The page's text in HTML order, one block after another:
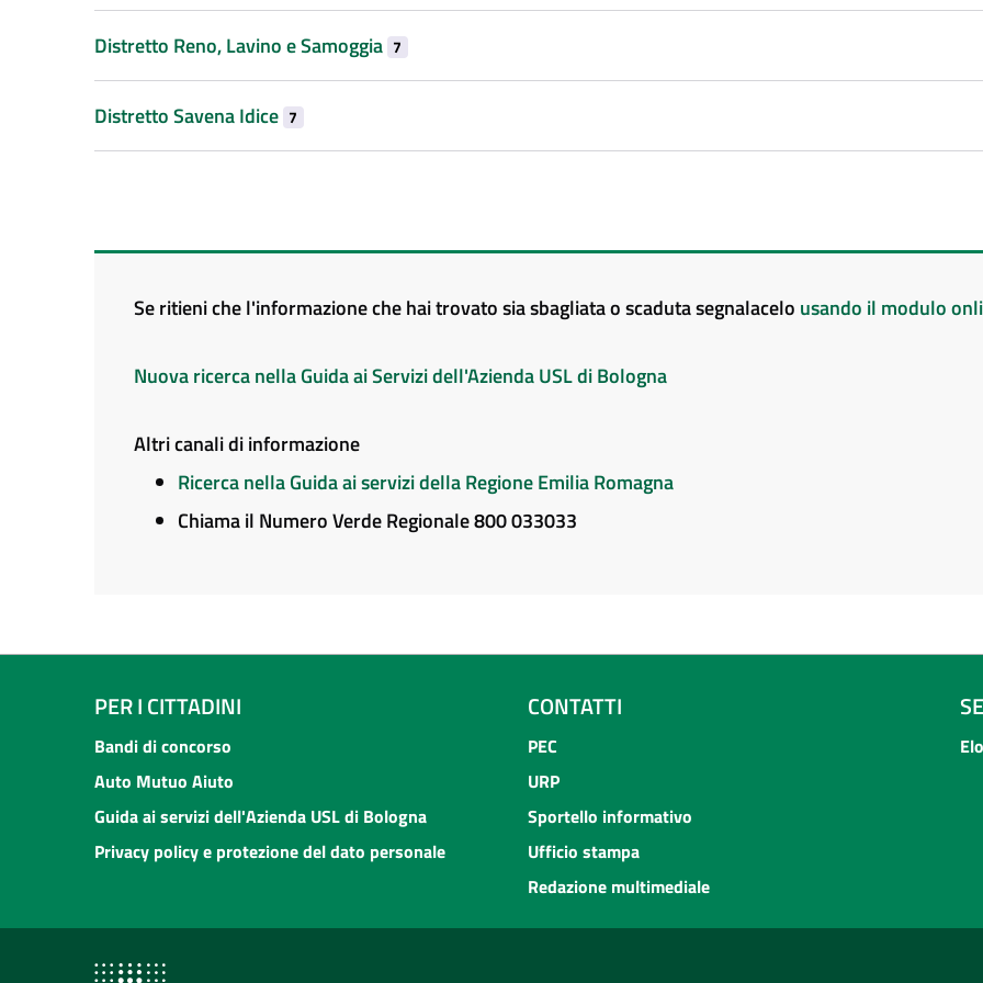
Distretto Reno, Lavino e Samoggia 7
Distretto Savena Idice 7
Se ritieni che l'informazione che hai trovato sia sbagliata o scaduta segnalacelo usando il modulo
Nuova ricerca nella Guida ai Servizi dell'Azienda USL di Bologna
Altri canali di informazione
Ricerca nella Guida ai servizi della Regione Emilia Romagna
Chiama il Numero Verde Regionale 800 033033
PER I CITTADINI
Bandi di concorso
Auto Mutuo Aiuto
Guida ai servizi dell'Azienda USL di Bologna
Privacy policy e protezione del dato personale
CONTATTI
PEC
URP
Sportello informativo
Ufficio stampa
Redazione multimediale